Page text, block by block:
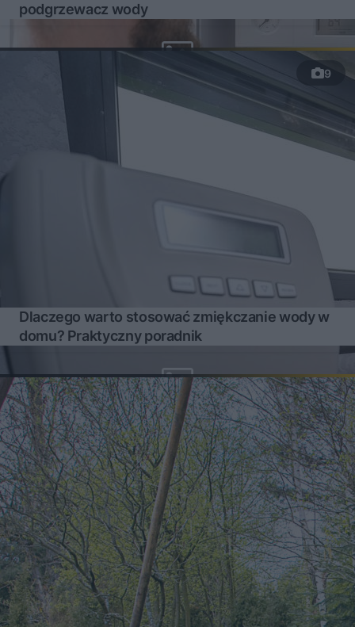
podgrzewacz wody
9
Dlaczego warto stosować zmiękczanie wody w
domu? Praktyczny poradnik